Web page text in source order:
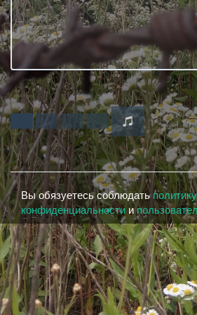
Вы обязуетесь соблюдатьполитику
конфиденциальности и